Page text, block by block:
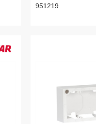
951219